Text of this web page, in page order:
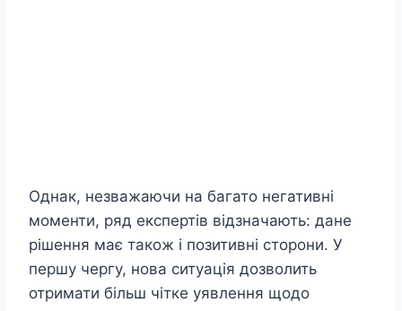
Однак, незважаючи на багато негативні
моменти, ряд експертів відзначають: дане
рішення має також і позитивні сторони. У
першу чергу, нова ситуація дозволить
отримати більш чітке уявлення щодо